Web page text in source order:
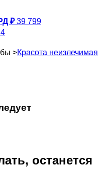
₽ 39 799
>Красота неизлечимая
останется